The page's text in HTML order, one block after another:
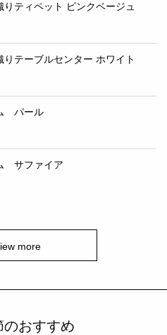
ティペット ピンクベージュ
りテーブルセンター ホワイト
パール
サファイア
more
のおすすめ